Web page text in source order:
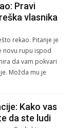
Pravi
vlasnika
rekao. Pitanje je
novu rupu ispod
da vam pokvari
Možda mu je
Kako vas
da ste ludi